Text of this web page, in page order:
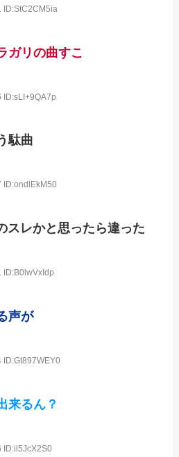
ID:StC2CM5ia
ガリの曲すこ
ID:sLI+9QA7p
駄曲
ID:ondlEkM50
スレかと思ったら違った
ID:B0lwVxIdp
声が
ID:Gt897WEY0
来るん？
ID:il5JcX2S0